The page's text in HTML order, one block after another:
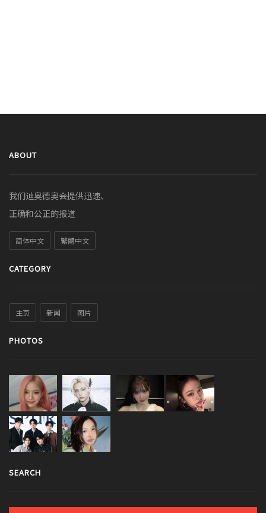
ABOUT
我们迪奥德奥会提供迅速、
正确和公正的报道
简体中文 繁體中文
CATEGORY
主页 新闻 图片
PHOTOS
SEARCH